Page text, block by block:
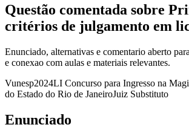
Questão comentada sobre
critérios de julgamento em
Enunciado, alternativas e comentario aberto
e conexao com aulas e materiais relevantes.
Vunesp2024LI Concurso para Ingresso na
do Estado do Rio de JaneiroJuiz Substituto
Enunciado